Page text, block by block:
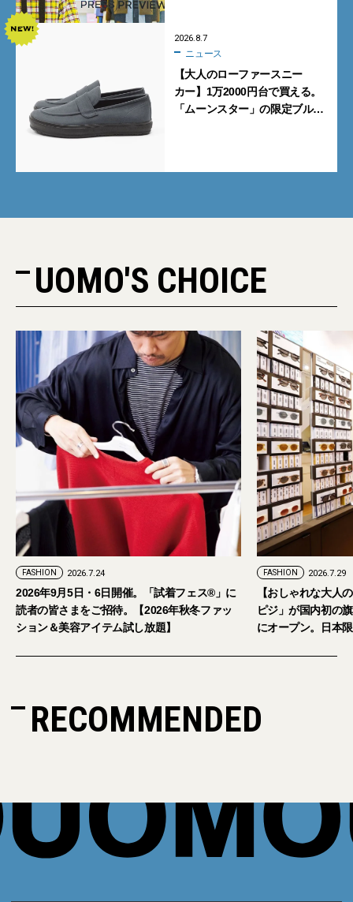
2026.8.7
ニュース
【大人のローファースニー
カー】1万2000円台で買える。
「ムーンスター」の限定ブルー
UOMO'S CHOICE
。「試着フェス®︎」に
【2026年秋冬ファッ
し放題】
【おしゃれな大人のアイウェア】パリ発「イ
ピジ」が国内初の旗艦店をキャットストリー
にオープン。日本限定サングラスも登場
RECOMMENDED